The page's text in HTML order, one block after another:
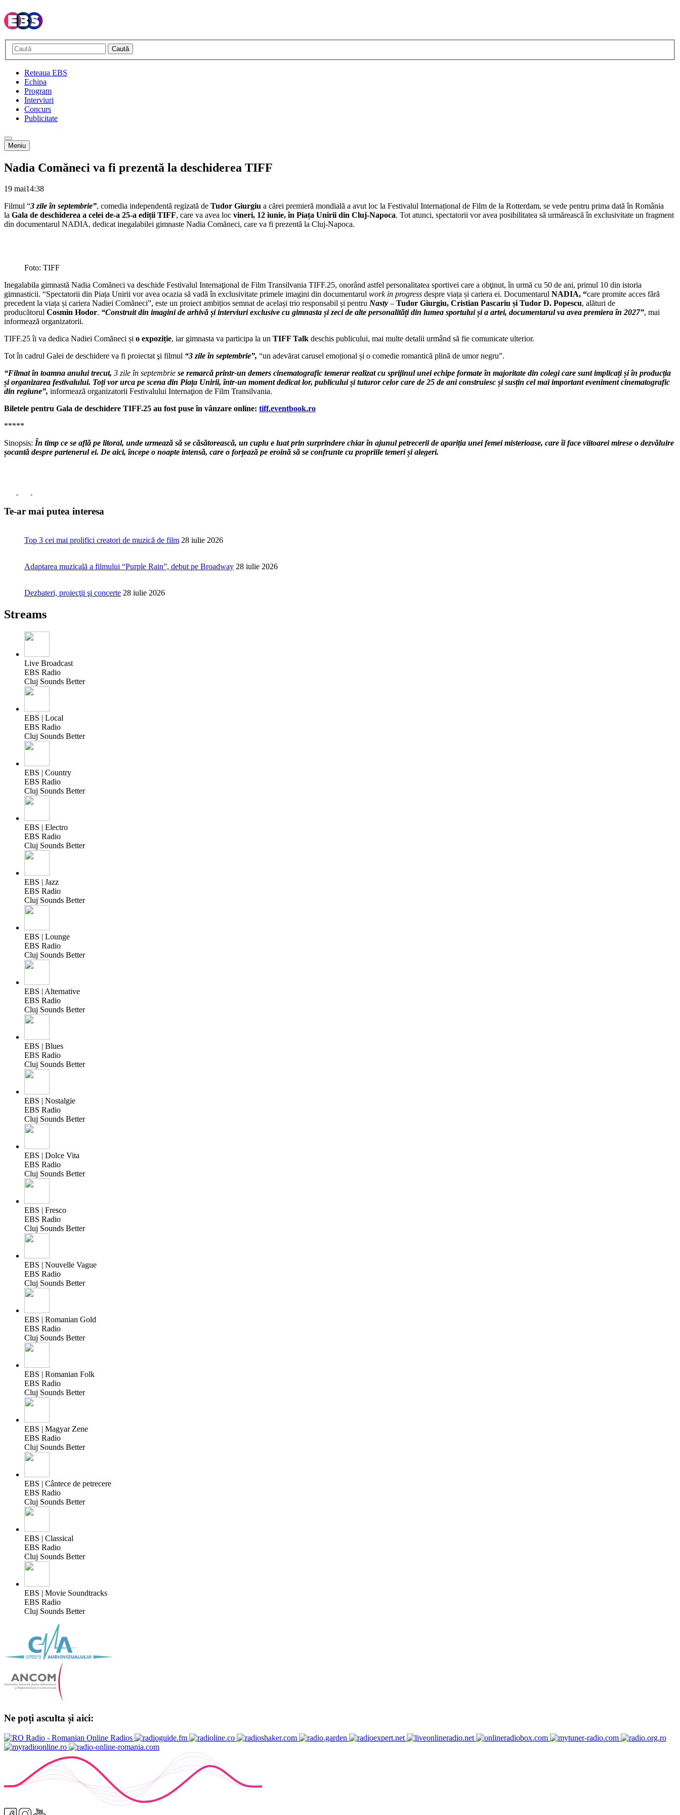
Caută
Reteaua EBS
Echipa
Program
Interviuri
Concurs
Publicitate
Meniu
Nadia Comăneci va fi prezentă la deschiderea TIFF
19 mai14:38
Filmul “3 zile în septembrie”, comedia independentă regizată de Tudor Giurgiu a cărei premieră mondială a avut loc la Festivalul Internațional de Film de la Rotterdam, se vede pentru prima dată în România
la Gala de deschiderea a celei de-a 25-a ediții TIFF, care va avea loc vineri, 12 iunie, în Piața Unirii din Cluj-Napoca. Tot atunci, spectatorii vor avea posibilitatea să urmărească în exclusivitate un fragment
din documentarul NADIA, dedicat inegalabilei gimnaste Nadia Comăneci, care va fi prezentă la Cluj-Napoca.
Foto: TIFF
Inegalabila gimnastă Nadia Comăneci va deschide Festivalul Internaţional de Film Transilvania TIFF.25, onorând astfel personalitatea sportivei care a obţinut, în urmă cu 50 de ani, primul 10 din istoria
gimnasticii. “Spectatorii din Piața Unirii vor avea ocazia să vadă în exclusivitate primele imagini din documentarul work in progress despre viața și cariera ei. Documentarul NADIA, “care promite acces fără
precedent la viața și cariera Nadiei Comăneci”, este un proiect ambițios semnat de același trio responsabil și pentru Nasty – Tudor Giurgiu, Cristian Pascariu și Tudor D. Popescu, alături de
producătorul Cosmin Hodor. “Construit din imagini de arhivă și interviuri exclusive cu gimnasta și zeci de alte personalități din lumea sportului și a artei, documentarul va avea premiera în 2027”, mai
informează organizatorii.
TIFF.25 îi va dedica Nadiei Comăneci și o expoziție, iar gimnasta va participa la un TIFF Talk deschis publicului, mai multe detalii urmând să fie comunicate ulterior.
Tot în cadrul Galei de deschidere va fi proiectat şi filmul “3 zile în septembrie”, “un adevărat carusel emoțional și o comedie romantică plină de umor negru”.
“Filmat în toamna anului trecut, 3 zile în septembrie se remarcă printr-un demers cinematografic temerar realizat cu sprijinul unei echipe formate în majoritate din colegi care sunt implicați și în producția
și organizarea festivalului. Toți vor urca pe scena din Piața Unirii, într-un moment dedicat lor, publicului și tuturor celor care de 25 de ani construiesc și susțin cel mai important eveniment cinematografic
din regiune”, informează organizatorii Festivalului Internaţion de Film Transilvania.
Biletele pentru Gala de deschidere TIFF.25 au fost puse în vânzare online: tiff.eventbook.ro
*****
Sinopsis: În timp ce se află pe litoral, unde urmează să se căsătorească, un cuplu e luat prin surprindere chiar în ajunul petrecerii de apariția unei femei misterioase, care îi face viitoarei mirese o dezvăluire
șocantă despre partenerul ei. De aici, începe o noapte intensă, care o forțează pe eroină să se confrunte cu propriile temeri și alegeri.
Te-ar mai putea interesa
Top 3 cei mai prolifici creatori de muzică de film 28 iulie 2026
Adaptarea muzicală a filmului “Purple Rain”, debut pe Broadway 28 iulie 2026
Dezbateri, proiecţii şi concerte 28 iulie 2026
Streams
Live Broadcast
EBS Radio
Cluj Sounds Better
EBS | Local
EBS Radio
Cluj Sounds Better
EBS | Country
EBS Radio
Cluj Sounds Better
EBS | Electro
EBS Radio
Cluj Sounds Better
EBS | Jazz
EBS Radio
Cluj Sounds Better
EBS | Lounge
EBS Radio
Cluj Sounds Better
EBS | Alternative
EBS Radio
Cluj Sounds Better
EBS | Blues
EBS Radio
Cluj Sounds Better
EBS | Nostalgie
EBS Radio
Cluj Sounds Better
EBS | Dolce Vita
EBS Radio
Cluj Sounds Better
EBS | Fresco
EBS Radio
Cluj Sounds Better
EBS | Nouvelle Vague
EBS Radio
Cluj Sounds Better
EBS | Romanian Gold
EBS Radio
Cluj Sounds Better
EBS | Romanian Folk
EBS Radio
Cluj Sounds Better
EBS | Magyar Zene
EBS Radio
Cluj Sounds Better
EBS | Cântece de petrecere
EBS Radio
Cluj Sounds Better
EBS | Classical
EBS Radio
Cluj Sounds Better
EBS | Movie Soundtracks
EBS Radio
Cluj Sounds Better
Ne poți asculta și aici: